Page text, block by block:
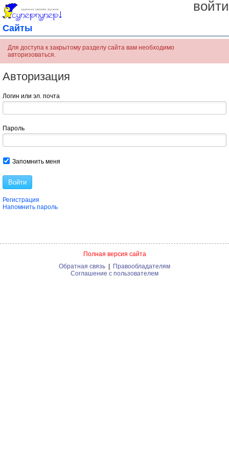
войти
Сайты
Для доступа к закрытому разделу сайта вам необходимо
авторизоваться.
Авторизация
Логин или эл. почта
Пароль
Запомнить меня
Войти
Регистрация
Напомнить пароль
Полная версия сайта
Обратная связь | Правообладателям
Соглашение с пользователем